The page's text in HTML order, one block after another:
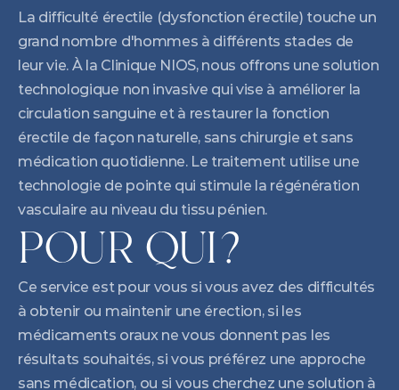
La difficulté érectile (dysfonction érectile) touche un
grand nombre d'hommes à différents stades de
leur vie. À la Clinique NIOS, nous offrons une solution
technologique non invasive qui vise à améliorer la
circulation sanguine et à restaurer la fonction
érectile de façon naturelle, sans chirurgie et sans
médication quotidienne. Le traitement utilise une
technologie de pointe qui stimule la régénération
vasculaire au niveau du tissu pénien.
POUR QUI?
Ce service est pour vous si vous avez des difficultés
à obtenir ou maintenir une érection, si les
médicaments oraux ne vous donnent pas les
résultats souhaités, si vous préférez une approche
sans médication, ou si vous cherchez une solution à